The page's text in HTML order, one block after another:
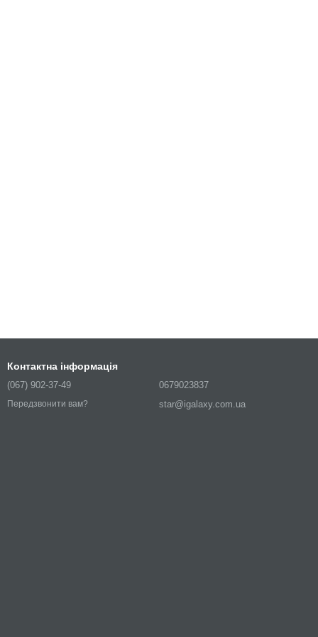
Контактна інформація
(067) 902-37-49
Передзвонити вам?
0679023837
star@igalaxy.com.ua